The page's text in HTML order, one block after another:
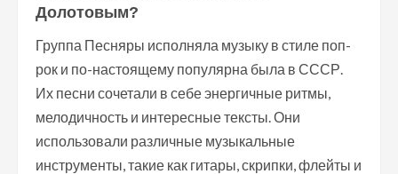
Долотовым?
Группа Песняры исполняла музыку в стиле поп-
рок и по-настоящему популярна была в СССР.
Их песни сочетали в себе энергичные ритмы,
мелодичность и интересные тексты. Они
использовали различные музыкальные
инструменты, такие как гитары, скрипки, флейты и